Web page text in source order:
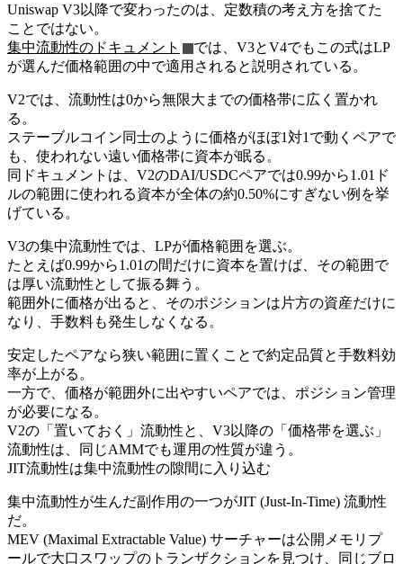
Uniswap V3以降で変わったのは、定数積の考え方を捨てた
ことではない。
集中流動性のドキュメント
では、V3とV4でもこの式はLP
が選んだ価格範囲の中で適用されると説明されている。
V2では、流動性は0から無限大までの価格帯に広く置かれ
る。
ステーブルコイン同士のように価格がほぼ1対1で動くペアで
も、使われない遠い価格帯に資本が眠る。
同ドキュメントは、V2のDAI/USDCペアでは0.99から1.01ド
ルの範囲に使われる資本が全体の約0.50%にすぎない例を挙
げている。
V3の集中流動性では、LPが価格範囲を選ぶ。
たとえば0.99から1.01の間だけに資本を置けば、その範囲で
は厚い流動性として振る舞う。
範囲外に価格が出ると、そのポジションは片方の資産だけに
なり、手数料も発生しなくなる。
安定したペアなら狭い範囲に置くことで約定品質と手数料効
率が上がる。
一方で、価格が範囲外に出やすいペアでは、ポジション管理
が必要になる。
V2の「置いておく」流動性と、V3以降の「価格帯を選ぶ」
流動性は、同じAMMでも運用の性質が違う。
JIT流動性は集中流動性の隙間に入り込む
集中流動性が生んだ副作用の一つがJIT (Just-In-Time) 流動性
だ。
MEV (Maximal Extractable Value) サーチャーは公開メモリプ
ールで大口スワップのトランザクションを見つけ、同じブロ